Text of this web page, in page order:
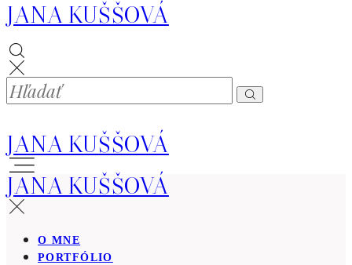
JANA KUŠŠOVÁ
JANA KUŠŠOVÁ
JANA KUŠŠOVÁ
O MNE
PORTFÓLIO